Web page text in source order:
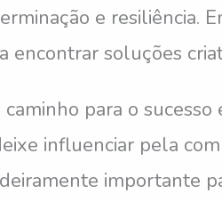
e resiliência.
encontrar soluções
para o
influenciar pela
importante